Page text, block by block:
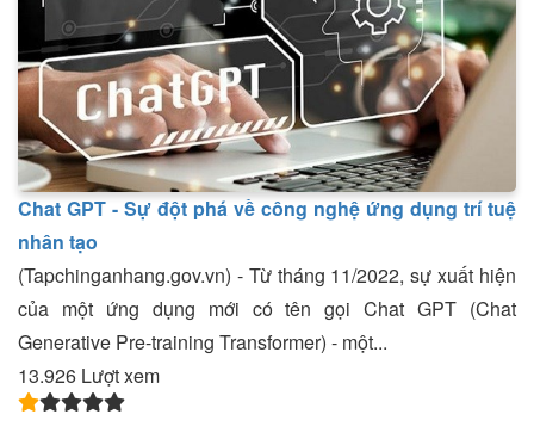
Chat GPT - Sự đột phá về công nghệ ứng dụng trí tuệ
nhân tạo
(Tapchinganhang.gov.vn) - Từ tháng 11/2022, sự xuất hiện
của một ứng dụng mới có tên gọi Chat GPT (Chat
Generative Pre-training Transformer) - một...
13.926 Lượt xem